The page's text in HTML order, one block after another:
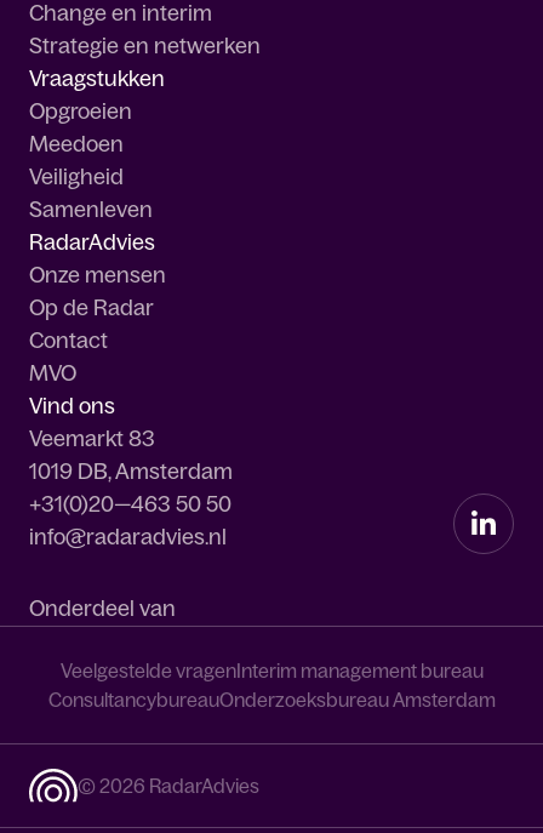
Change en interim
Strategie en netwerken
Vraagstukken
Opgroeien
Meedoen
Veiligheid
Samenleven
RadarAdvies
Onze mensen
Op de Radar
Contact
MVO
Vind ons
Veemarkt 83
1019 DB, Amsterdam
+31(0)20—463 50 50
info@radaradvies.nl
Onderdeel van
Veelgestelde vragenInterim management bureau
ConsultancybureauOnderzoeksbureau Amsterdam
© 2026 RadarAdvies